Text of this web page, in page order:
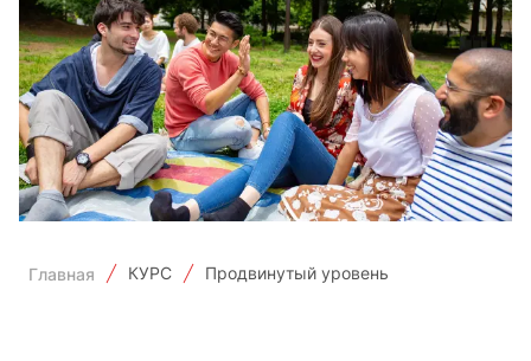
Главная КУРС Продвинутый уровень